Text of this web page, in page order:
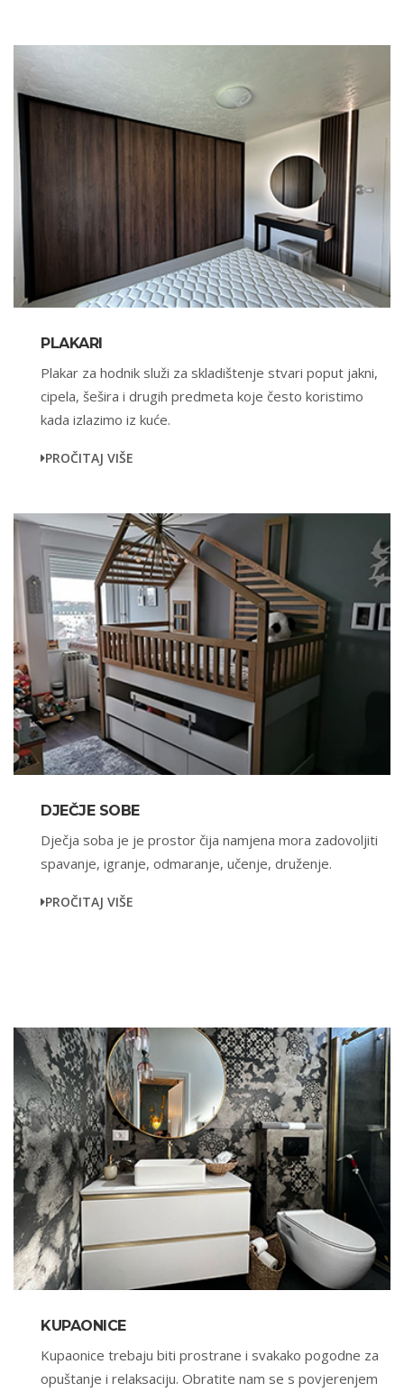
PLAKARI
Plakar za hodnik služi za skladištenje stvari poput jakni,
cipela, šešira i drugih predmeta koje često koristimo
kada izlazimo iz kuće.
PROČITAJ VIŠE
DJEČJE SOBE
Dječja soba je je prostor čija namjena mora zadovoljiti
spavanje, igranje, odmaranje, učenje, druženje.
PROČITAJ VIŠE
KUPAONICE
Kupaonice trebaju biti prostrane i svakako pogodne za
opuštanje i relaksaciju. Obratite nam se s povjerenjem